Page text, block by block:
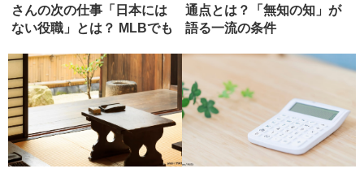
さんの次の仕事「日本には
ない役職」とは？ MLBでも
通点とは？「無知の知」が
語る一流の条件